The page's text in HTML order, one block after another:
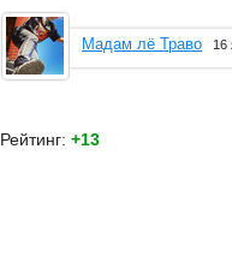
Мадам лё Траво 16
Рейтинг: +13